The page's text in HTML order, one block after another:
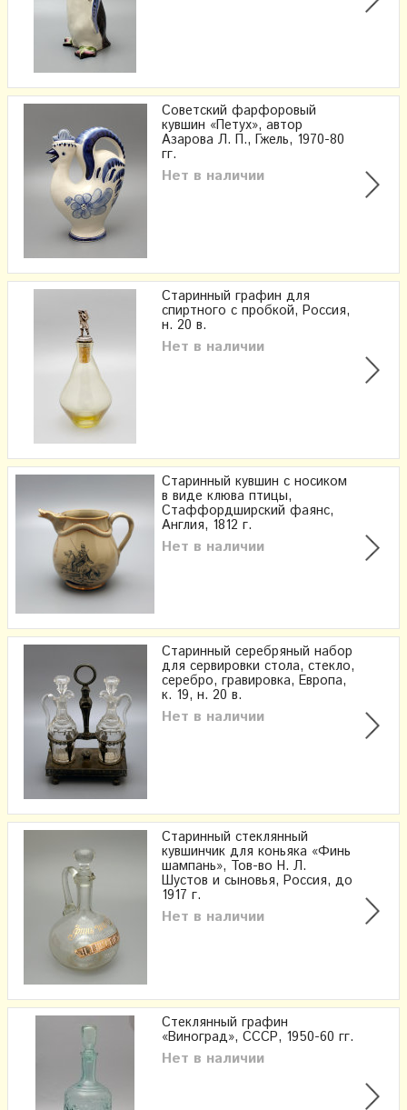
Советский фарфоровый
кувшин «Петух», автор
Азарова Л. П., Гжель, 1970-80
гг.
Нет в наличии
Старинный графин для
спиртного с пробкой, Россия,
н. 20 в.
Нет в наличии
Старинный кувшин с носиком
в виде клюва птицы,
Стаффордширский фаянс,
Англия, 1812 г.
Нет в наличии
Старинный серебряный набор
для сервировки стола, стекло,
серебро, гравировка, Европа,
к. 19, н. 20 в.
Нет в наличии
Старинный стеклянный
кувшинчик для коньяка «Финь
шампань», Тов-во Н. Л.
Шустов и сыновья, Россия, до
1917 г.
Нет в наличии
Стеклянный графин
«Виноград», СССР, 1950-60 гг.
Нет в наличии